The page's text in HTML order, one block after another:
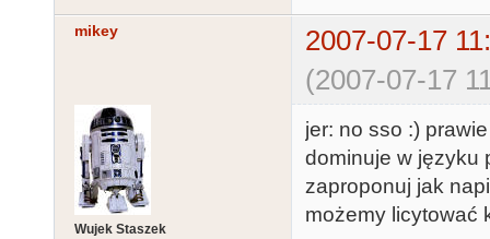
mikey
2007-07-17
(2007-07-17
Wujek Staszek
jer: no sso :)
dominuje w języku
zaproponuj jak
możemy licytować